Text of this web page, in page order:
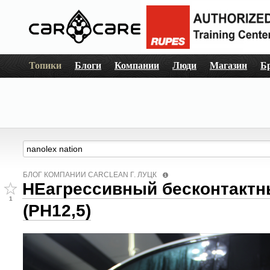
Топики Блоги Компании Люди Магазин
БЛОГ КОМПАНИИ СARCLEAN Г. ЛУЦК
1
НЕагрессивный
(РН12,5)